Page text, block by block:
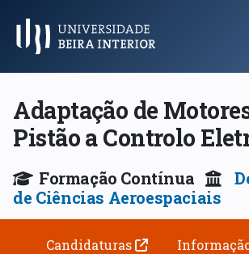
Menu Principal
Adaptação de
Pistão a Controlo
Formação Contínua
de Ciências Aeroespaciais
Candidaturas